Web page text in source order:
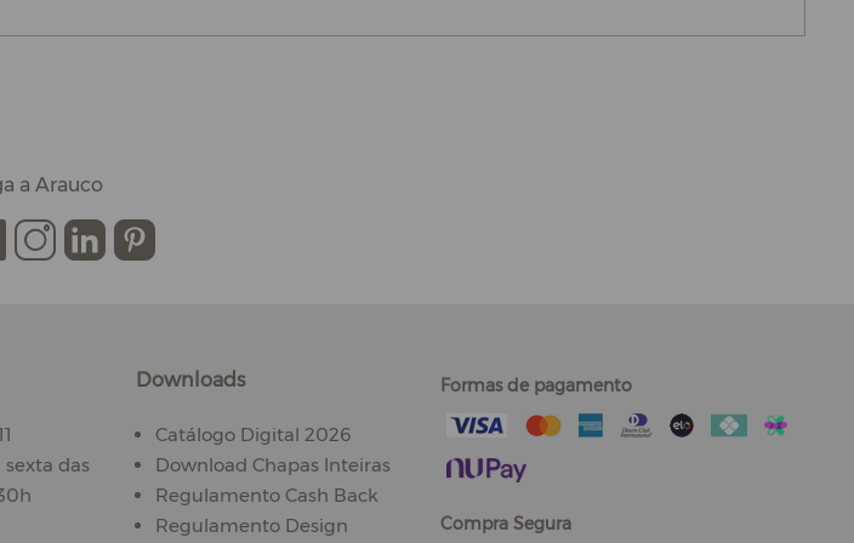
a Arauco
. . . .
das
Downloads
Catálogo Digital 2026
Download Chapas Inteiras
Regulamento Cash Back
Regulamento Design
Formas de pagamento
Compra Segura